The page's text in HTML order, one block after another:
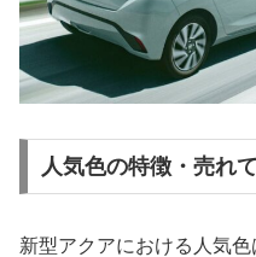
人気色の特徴・売れ
新型アクアにおける人気